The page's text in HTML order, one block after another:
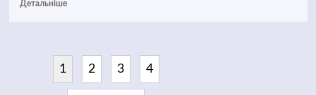
Детальніше
1 2 3 4